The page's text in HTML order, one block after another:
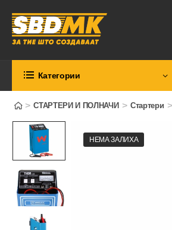
Категории
> СТАРТЕРИ И ПОЛНАЧИ > Стартери >
НЕМА ЗАЛИХА